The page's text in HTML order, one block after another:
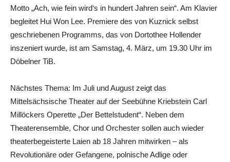
Motto „Ach, wie fein wird‘s in hundert Jahren sein“. Am Klavier
begleitet Hui Won Lee. Premiere des von Kuznick selbst
geschriebenen Programms, das von Dortothee Hollender
inszeniert wurde, ist am Samstag, 4. März, um 19.30 Uhr im
Döbelner TiB.
Nächstes Thema: Im Juli und August zeigt das
Mittelsächsische Theater auf der Seebühne Kriebstein Carl
Millöckers Operette „Der Bettelstudent“. Neben dem
Theaterensemble, Chor und Orchester sollen auch wieder
theaterbegeisterte Laien ab 18 Jahren mitwirken – als
Revolutionäre oder Gefangene, polnische Adlige oder